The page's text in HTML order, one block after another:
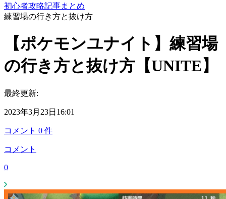
初心者攻略記事まとめ
練習場の行き方と抜け方
【ポケモンユナイト】練習場
の行き方と抜け方【UNITE】
最終更新:
2023年3月23日16:01
コメント 0 件
コメント
0